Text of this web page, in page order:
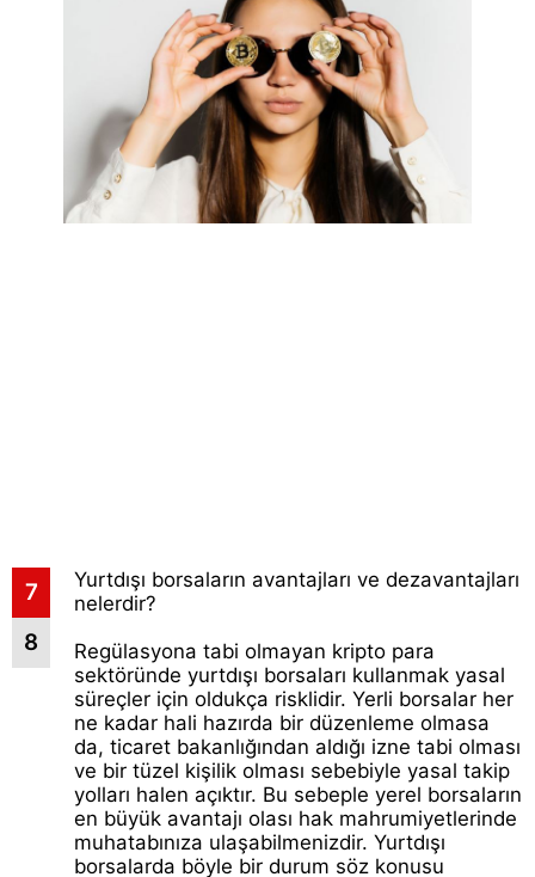
7
8
Yurtdışı borsaların avantajları ve dezavantajları
nelerdir?
Regülasyona tabi olmayan kripto para
sektöründe yurtdışı borsaları kullanmak yasal
süreçler için oldukça risklidir. Yerli borsalar her
ne kadar hali hazırda bir düzenleme olmasa
da, ticaret bakanlığından aldığı izne tabi olması
ve bir tüzel kişilik olması sebebiyle yasal takip
yolları halen açıktır. Bu sebeple yerel borsaların
en büyük avantajı olası hak mahrumiyetlerinde
muhatabınıza ulaşabilmenizdir. Yurtdışı
borsalarda böyle bir durum söz konusu